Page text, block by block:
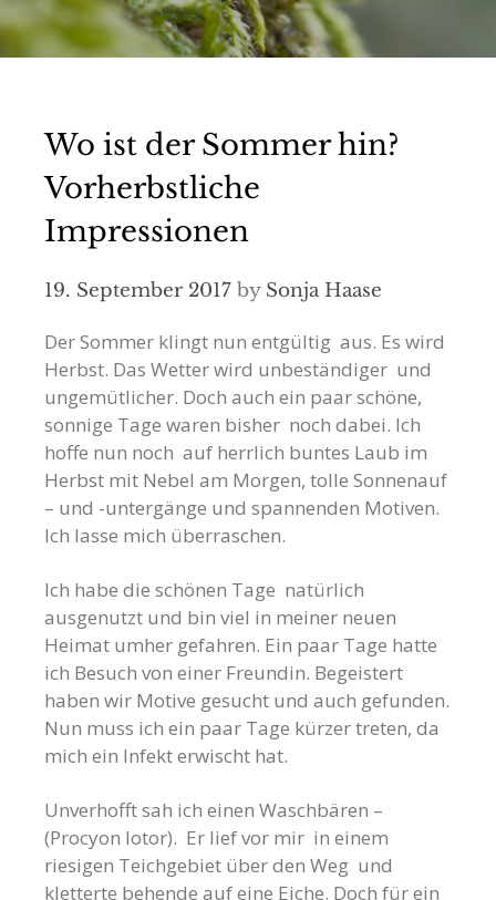
Wo ist der Sommer hin?
Vorherbstliche
Impressionen
19. September 2017 by Sonja Haase
Der Sommer klingt nun entgültig aus. Es wird
Herbst. Das Wetter wird unbeständiger und
ungemütlicher. Doch auch ein paar schöne,
sonnige Tage waren bisher noch dabei. Ich
hoffe nun noch auf herrlich buntes Laub im
Herbst mit Nebel am Morgen, tolle Sonnenauf
– und -untergänge und spannenden Motiven.
Ich lasse mich überraschen.
Ich habe die schönen Tage natürlich
ausgenutzt und bin viel in meiner neuen
Heimat umher gefahren. Ein paar Tage hatte
ich Besuch von einer Freundin. Begeistert
haben wir Motive gesucht und auch gefunden.
Nun muss ich ein paar Tage kürzer treten, da
mich ein Infekt erwischt hat.
Unverhofft sah ich einen Waschbären –
(Procyon lotor). Er lief vor mir in einem
riesigen Teichgebiet über den Weg und
kletterte behende auf eine Eiche. Doch für ein